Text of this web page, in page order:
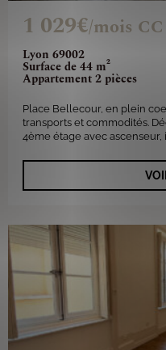
Lyon 69002
Surface de 44 m²
Appartement 2 pièces
1 029€/mois CC
Place Bellecour, en plein
transports et commodités.
4ème étage avec ascenseur,